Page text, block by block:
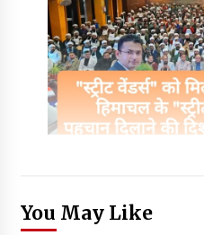
You May Like